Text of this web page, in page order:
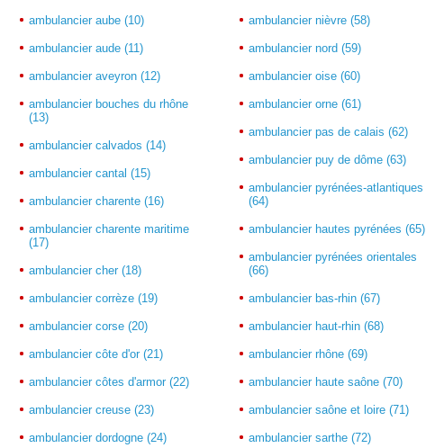
ambulancier aube (10)
ambulancier aude (11)
ambulancier aveyron (12)
ambulancier bouches du rhône
(13)
ambulancier calvados (14)
ambulancier cantal (15)
ambulancier charente (16)
ambulancier charente maritime
(17)
ambulancier cher (18)
ambulancier corrèze (19)
ambulancier corse (20)
ambulancier côte d'or (21)
ambulancier côtes d'armor (22)
ambulancier creuse (23)
ambulancier dordogne (24)
ambulancier nièvre (58)
ambulancier nord (59)
ambulancier oise (60)
ambulancier orne (61)
ambulancier pas de calais (62)
ambulancier puy de dôme (63)
ambulancier pyrénées-atlantiques
(64)
ambulancier hautes pyrénées (65)
ambulancier pyrénées orientales
(66)
ambulancier bas-rhin (67)
ambulancier haut-rhin (68)
ambulancier rhône (69)
ambulancier haute saône (70)
ambulancier saône et loire (71)
ambulancier sarthe (72)